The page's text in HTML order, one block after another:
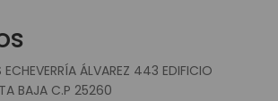
ECHEVERRÍA ÁLVAREZ 443 EDIFICIO
BAJA C.P 25260